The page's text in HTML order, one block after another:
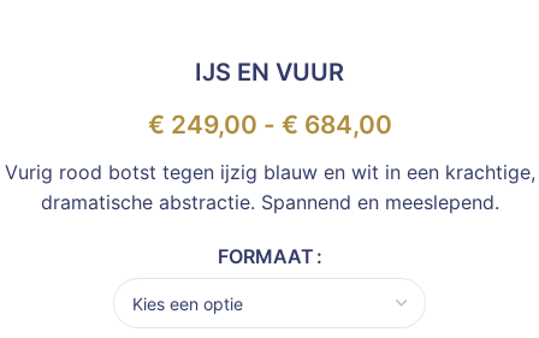
IJS EN VUUR
€ 249,00 - € 684,00
Vurig rood botst tegen ijzig blauw en wit in een krachtige,
dramatische abstractie. Spannend en meeslepend.
FORMAAT